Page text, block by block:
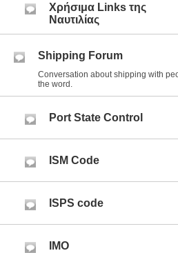
Χρήσιμα Links της
Ναυτιλίας
Shipping Forum
Conversation about shipping with
the word.
Port State Control
ISM Code
ISPS code
IMO